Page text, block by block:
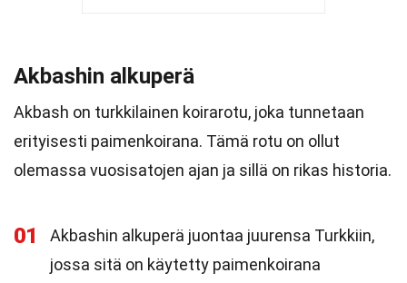
Akbashin alkuperä
Akbash on turkkilainen koirarotu, joka tunnetaan
erityisesti paimenkoirana. Tämä rotu on ollut
olemassa vuosisatojen ajan ja sillä on rikas historia.
01
Akbashin alkuperä juontaa juurensa Turkkiin,
jossa sitä on käytetty paimenkoirana